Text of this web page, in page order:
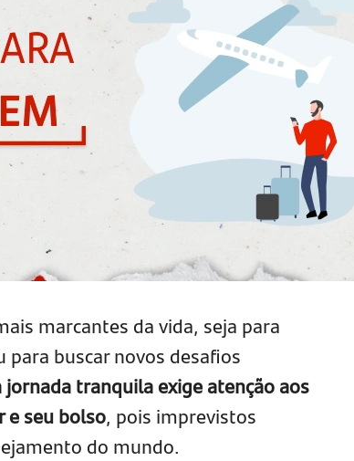
marcantes da vida, seja para
buscar novos desafios
tranquila exige atenção aos
e seu bolso, pois imprevistos
do mundo.